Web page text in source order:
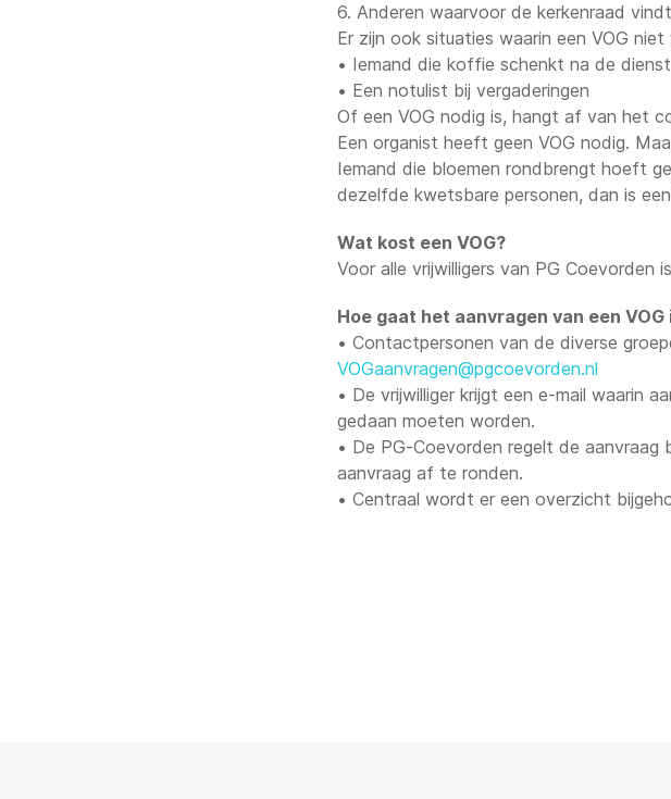
6. Anderen waarvoor de kerkenraad
Er zijn ook situaties waarin een VOG
• Iemand die koffie schenkt na de dienst
• Een notulist bij vergaderingen
Of een VOG nodig is, hangt af van het
Een organist heeft geen VOG nodig.
Iemand die bloemen rondbrengt hoeft
dezelfde kwetsbare personen, dan is
Wat kost een VOG?
Voor alle vrijwilligers van PG Coevorden
Hoe gaat het aanvragen van een
• Contactpersonen van de diverse
VOGaanvragen@pgcoevorden.nl
• De vrijwilliger krijgt een e-mail waarin
gedaan moeten worden.
• De PG-Coevorden regelt de aanvraag
aanvraag af te ronden.
• Centraal wordt er een overzicht